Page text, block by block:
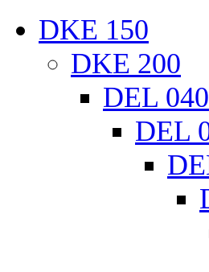
DKE 150
DKE 200
DEL 040
DEL